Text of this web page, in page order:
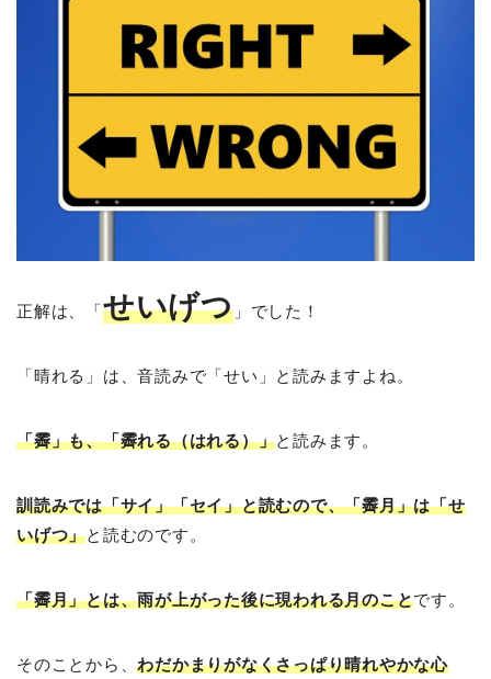
正解は、「せいげつ」でした！
「晴れる」は、音読みで「せい」と読みますよね。
「霽」も、「霽れる（はれる）」と読みます。
訓読みでは「サイ」「セイ」と読むので、「霽月」は「せ
いげつ」と読むのです。
「霽月」とは、雨が上がった後に現われる月のことです。
そのことから、わだかまりがなくさっぱり晴れやかな心